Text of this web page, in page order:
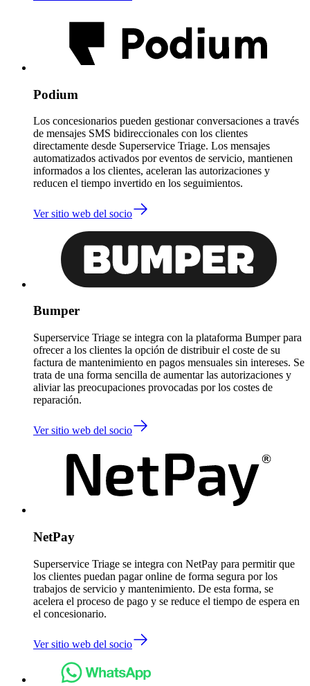
Podium
Los concesionarios pueden gestionar conversaciones a través
de mensajes SMS bidireccionales con los clientes
directamente desde Superservice Triage. Los mensajes
automatizados activados por eventos de servicio, mantienen
informados a los clientes, aceleran las autorizaciones y
reducen el tiempo invertido en los seguimientos.
Ver sitio web del socio
Bumper
Superservice Triage se integra con la plataforma Bumper para
ofrecer a los clientes la opción de distribuir el coste de su
factura de mantenimiento en pagos mensuales sin intereses. Se
trata de una forma sencilla de aumentar las autorizaciones y
aliviar las preocupaciones provocadas por los costes de
reparación.
Ver sitio web del socio
NetPay
Superservice Triage se integra con NetPay para permitir que
los clientes puedan pagar online de forma segura por los
trabajos de servicio y mantenimiento. De esta forma, se
acelera el proceso de pago y se reduce el tiempo de espera en
el concesionario.
Ver sitio web del socio